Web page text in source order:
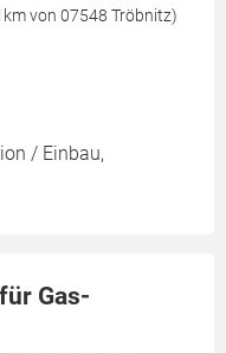
von 07548 Tröbnitz)
/ Einbau,
Gas-